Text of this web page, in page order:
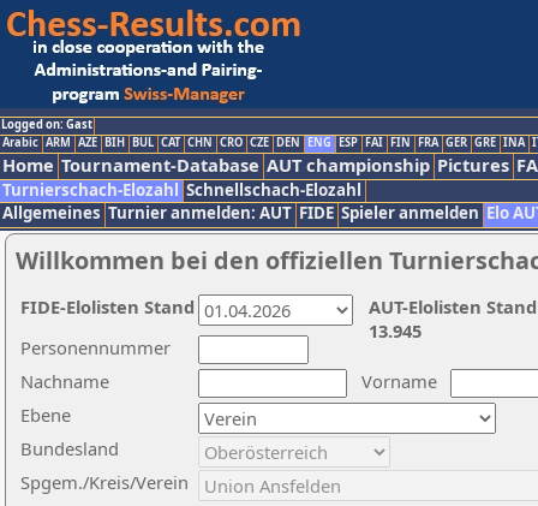
Logged on: Gast
Arabic ARM AZE BIH BUL CAT CHN CRO CZE DEN ENG ESP FAI FIN FRA GER GRE INA
Home Tournament-Database AUT championship Pictures
Turnierschach-Elozahl Schnellschach-Elozahl
Allgemeines Turnier anmelden: AUT FIDE Spieler anmelden Elo
Willkommen bei den offiziellen
Nachname
Vorname
Ebene
Personennummer
Bundesland
Spgem./Kreis/Verein
AUT-Elolisten
13.945
FIDE-Elolisten Stand